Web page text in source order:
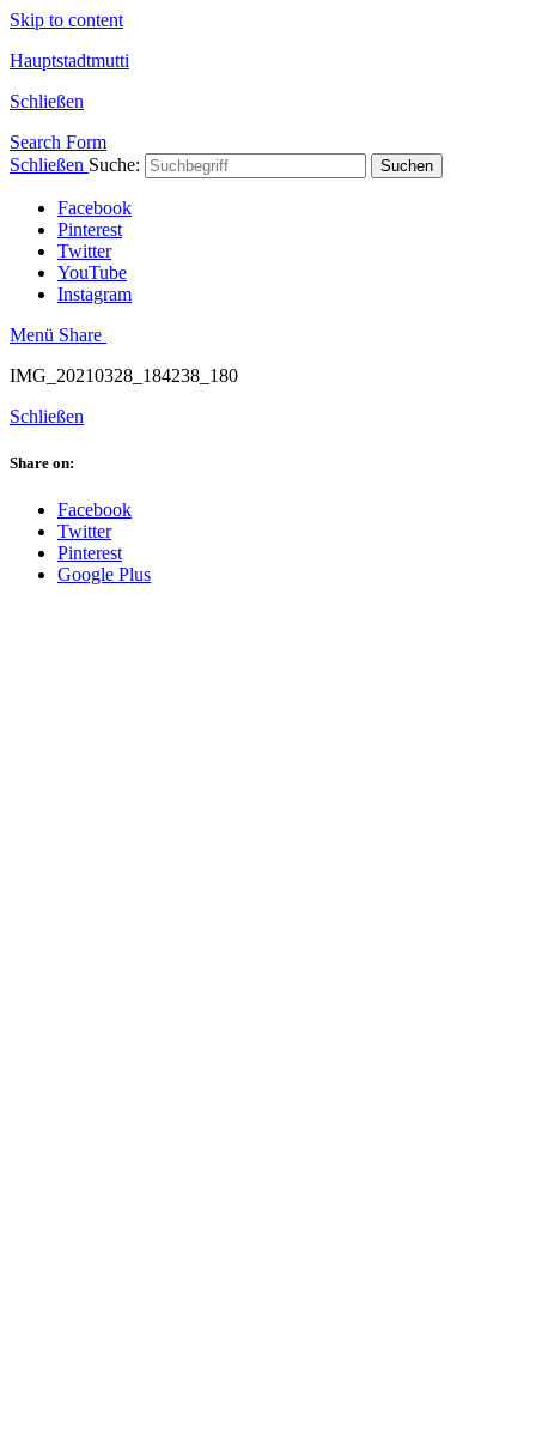
Skip to content
Hauptstadtmutti
Schließen
Search Form
Schließen Suche: Suchen
Facebook
Pinterest
Twitter
YouTube
Instagram
Menü Share
IMG_20210328_184238_180
Schließen
Share on:
Facebook
Twitter
Pinterest
Google Plus